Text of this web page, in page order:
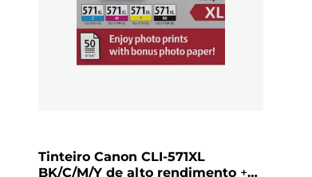
Tinteiro Canon CLI-571XL
BK/C/M/Y de alto rendimento +